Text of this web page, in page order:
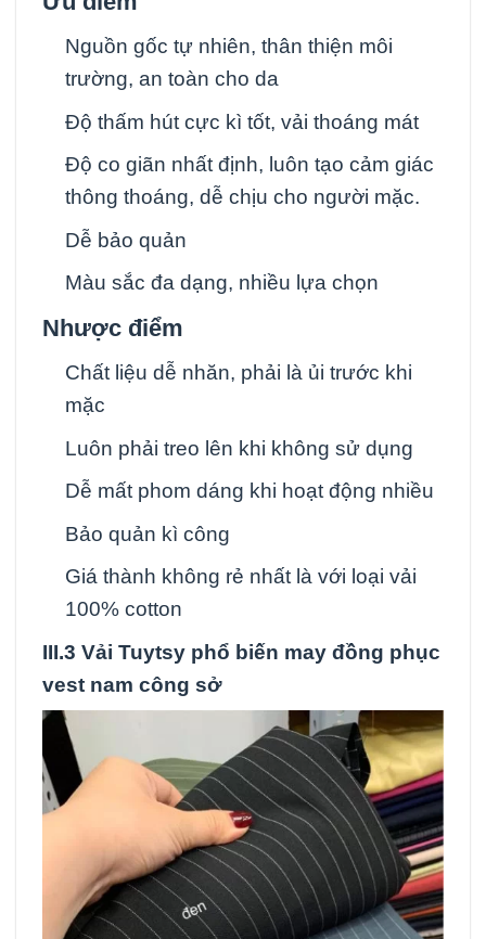
Nguồn gốc tự nhiên, thân thiện môi
trường, an toàn cho da
Độ thấm hút cực kì tốt, vải thoáng mát
Độ co giãn nhất định, luôn tạo cảm giác
thông thoáng, dễ chịu cho người mặc.
Dễ bảo quản
Màu sắc đa dạng, nhiều lựa chọn
Nhược điểm
Chất liệu dễ nhăn, phải là ủi trước khi
mặc
Luôn phải treo lên khi không sử dụng
Dễ mất phom dáng khi hoạt động nhiều
Bảo quản kì công
Giá thành không rẻ nhất là với loại vải
100% cotton
III.3 Vải Tuytsy phổ biến may đồng phục
vest nam công sở